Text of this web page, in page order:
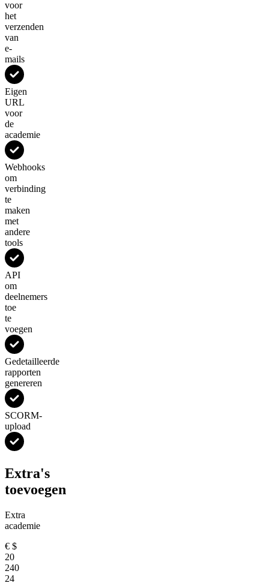
voor
het
verzenden
van
e-
mails
Eigen
URL
voor
de
academie
Webhooks
om
verbinding
te
maken
met
andere
tools
API
om
deelnemers
toe
te
voegen
Gedetailleerde
rapporten
genereren
SCORM-
upload
Extra's
toevoegen
Extra
academie
€ $
20
240
24